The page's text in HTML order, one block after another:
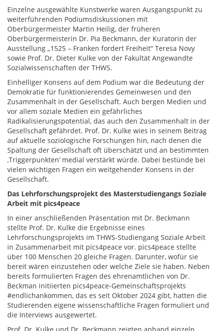
Einzelne ausgewählte Kunstwerke waren Ausgangspunkt zu
weiterführenden Podiumsdiskussionen mit
Oberbürgermeister Martin Heilig, der früheren
Oberbürgermeisterin Dr. Pia Beckmann, der Kuratorin der
Ausstellung „1525 – Franken fordert Freiheit“ Teresa Novy
sowie Prof. Dr. Dieter Kulke von der Fakultät Angewandte
Sozialwissenschaften der THWS.
Einhelliger Konsens auf dem Podium war die Bedeutung der
Demokratie für funktionierendes Gemeinwesen und den
Zusammenhalt in der Gesellschaft. Auch bergen Medien und
vor allem soziale Medien ein gefährliches
Radikalisierungspotential, das auch den Zusammenhalt in der
Gesellschaft gefährdet. Prof. Dr. Kulke wies in seinem Beitrag
auf aktuelle soziologische Forschungen hin, nach denen die
Spaltung der Gesellschaft oft überschätzt und an bestimmten
‚Triggerpunkten‘ medial verstärkt würde. Dabei bestünde bei
vielen wichtigen Fragen ein weitgehender Konsens in der
Gesellschaft.
Das Lehrforschungsprojekt des Masterstudiengangs Soziale
Arbeit mit pics4peace
In einer anschließenden Präsentation mit Dr. Beckmann
stellte Prof. Dr. Kulke die Ergebnisse eines
Lehrforschungsprojekts im THWS-Studiengang Soziale Arbeit
in Zusammenarbeit mit pics4peace vor. pics4peace stellte
über 100 Menschen 20 gleiche Fragen. Darunter, wofür sie
bereit wären einzustehen oder welche Ziele sie haben. Neben
bereits formulierten Fragen des ehrenamtlichen von Dr.
Beckman initiierten pics4peace-Gemeinschaftsprojekts
#endlichankommen, das es seit Oktober 2024 gibt, hatten die
Studierenden eigene wissenschaftliche Fragen formuliert und
die Interviews ausgewertet.